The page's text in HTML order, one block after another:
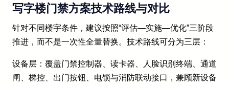
写字楼门禁方案技术路线与对比
针对不同楼宇条件，建议按照“评估—实施—优化”三阶段
推进，而不是一次性全量替换。技术路线可分为三层：
设备层：覆盖门禁控制器、读卡器、人脸识别终端、通道
闸、梯控、出门按钮、电锁与消防联动接口，兼顾新设备